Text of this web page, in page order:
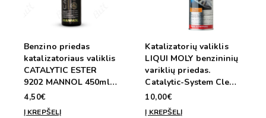
Benzino priedas
katalizatoriaus valiklis
CATALYTIC ESTER
9202 MANNOL 450ml /
30 - 60L
4,50€
Į KREPŠELĮ
Katalizatorių valiklis
LIQUI MOLY benzininių
variklių priedas.
Catalytic-System Clean
7110 300ml/70l kuro
10,00€
Į KREPŠELĮ